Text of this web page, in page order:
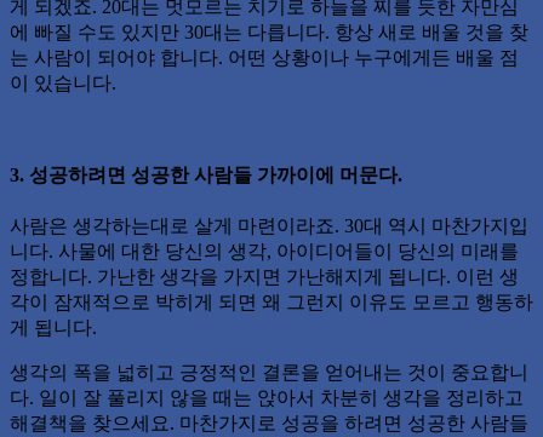
게 되겠죠. 20대는 멋모르는 치기로 하늘을 찌를 듯한 자만심
에 빠질 수도 있지만 30대는 다릅니다. 항상 새로 배울 것을 찾
는 사람이 되어야 합니다. 어떤 상황이나 누구에게든 배울 점
이 있습니다.
3. 성공하려면 성공한 사람들 가까이에 머문다.
사람은 생각하는대로 살게 마련이라죠. 30대 역시 마찬가지입
니다. 사물에 대한 당신의 생각, 아이디어들이 당신의 미래를
정합니다. 가난한 생각을 가지면 가난해지게 됩니다. 이런 생
각이 잠재적으로 박히게 되면 왜 그런지 이유도 모르고 행동하
게 됩니다.
생각의 폭을 넓히고 긍정적인 결론을 얻어내는 것이 중요합니
다. 일이 잘 풀리지 않을 때는 앉아서 차분히 생각을 정리하고
해결책을 찾으세요. 마찬가지로 성공을 하려면 성공한 사람들